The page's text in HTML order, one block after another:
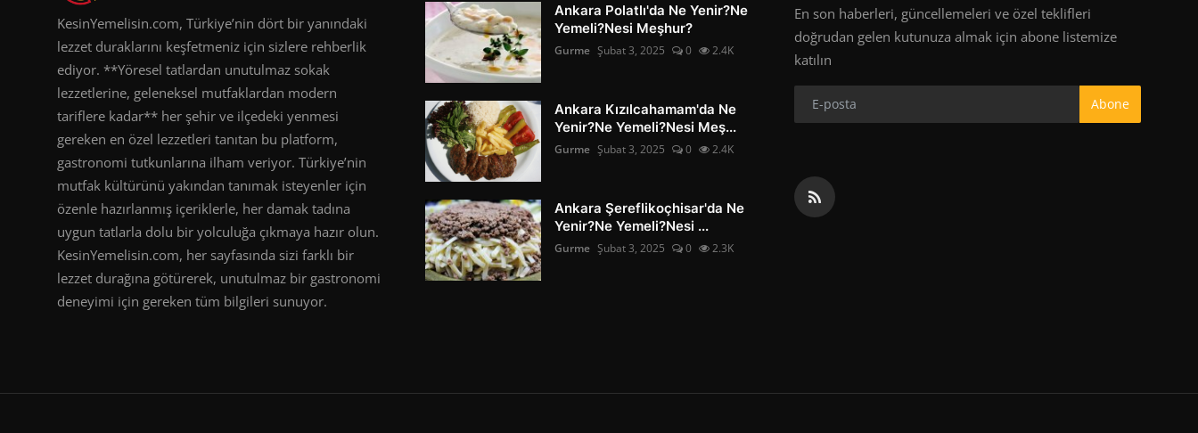
KesinYemelisin.com, Türkiye’nin dört bir yanındaki
lezzet duraklarını keşfetmeniz için sizlere rehberlik
ediyor. **Yöresel tatlardan unutulmaz sokak
lezzetlerine, geleneksel mutfaklardan modern
tariflere kadar** her şehir ve ilçedeki yenmesi
gereken en özel lezzetleri tanıtan bu platform,
gastronomi tutkunlarına ilham veriyor. Türkiye’nin
mutfak kültürünü yakından tanımak isteyenler için
özenle hazırlanmış içeriklerle, her damak tadına
uygun tatlarla dolu bir yolculuğa çıkmaya hazır olun.
KesinYemelisin.com, her sayfasında sizi farklı bir
lezzet durağına götürerek, unutulmaz bir gastronomi
deneyimi için gereken tüm bilgileri sunuyor.
Ankara Polatlı'da Ne Yenir?Ne
Yemeli?Nesi Meşhur?
Gurme Şubat 3, 2025 0 2.4K
Ankara Kızılcahamam'da Ne
Yenir?Ne Yemeli?Nesi Meş...
Gurme Şubat 3, 2025 0 2.4K
Ankara Şereflikoçhisar'da Ne
Yenir?Ne Yemeli?Nesi ...
Gurme Şubat 3, 2025 0 2.3K
En son haberleri, güncellemeleri ve özel teklifleri
doğrudan gelen kutunuza almak için abone listemize
katılın
Abone